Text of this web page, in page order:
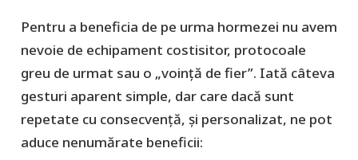
Pentru a beneficia de pe urma hormezei nu avem
nevoie de echipament costisitor, protocoale
greu de urmat sau o „voinţă de fier”. Iată câteva
gesturi aparent simple, dar care dacă sunt
repetate cu consecvenţă, şi personalizat, ne pot
aduce nenumărate beneficii: